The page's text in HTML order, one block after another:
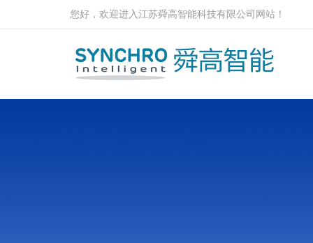
您好，欢迎进入江苏舜高智能科技有限公司网站！